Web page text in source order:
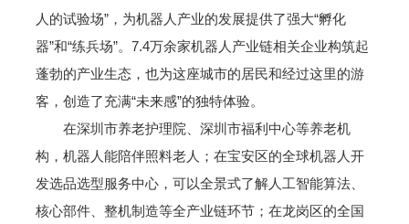
人的试验场”，为机器人产业的发展提供了强大“孵化
器”和“练兵场”。7.4万余家机器人产业链相关企业构筑起
蓬勃的产业生态，也为这座城市的居民和经过这里的游
客，创造了充满“未来感”的独特体验。
在深圳市养老护理院、深圳市福利中心等养老机
构，机器人能陪伴照料老人；在宝安区的全球机器人开
发选品选型服务中心，可以全景式了解人工智能算法、
核心部件、整机制造等全产业链环节；在龙岗区的全国